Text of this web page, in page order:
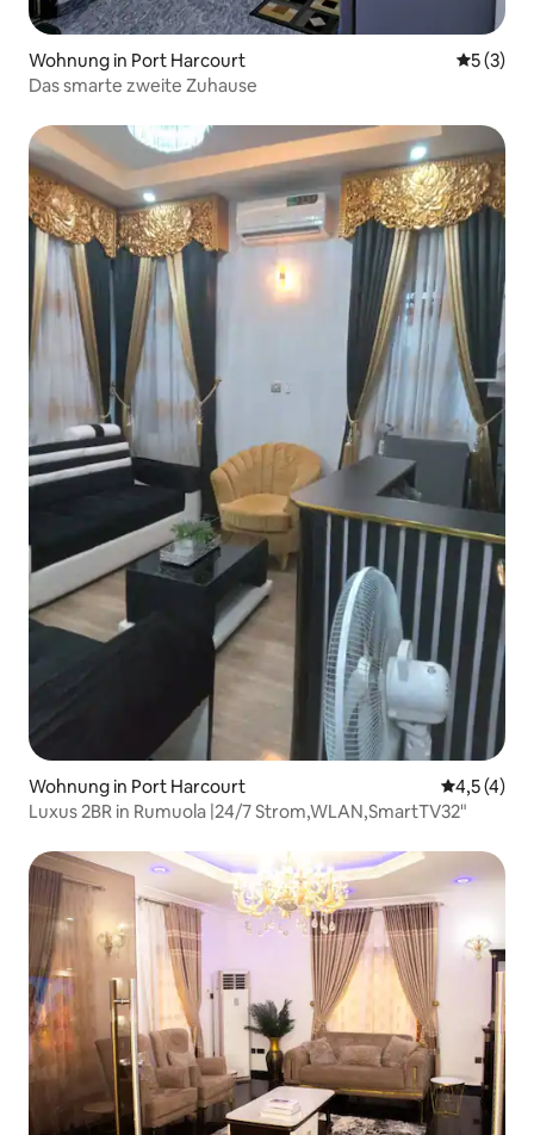
Wohnung in Port Harcourt
5 (3)
Das smarte zweite Zuhause
Wohnung in Port Harcourt
4,5 (4)
Luxus 2BR in Rumuola |24/7 Strom,WLAN,SmartTV32"